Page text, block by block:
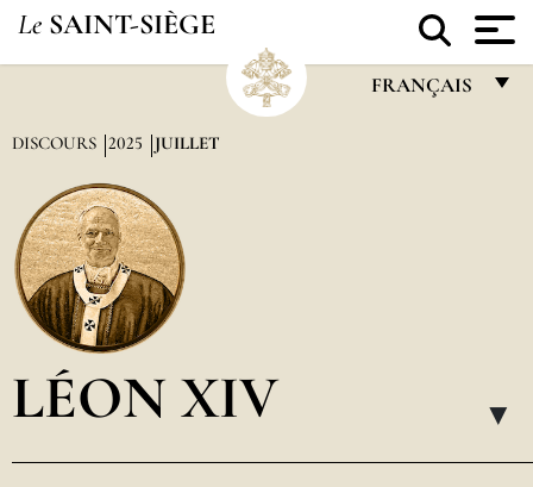
Le SAINT-SIÈGE
FRANÇAIS
العربيّة
DISCOURS 2025 JUILLET
LÉON XIV ▸